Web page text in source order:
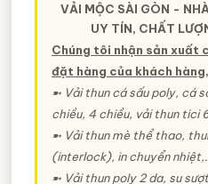
VẢI MỘC SÀI GÒN -
UY TÍN, CHẤT
Chúng tôi nhận sản xuất
đặt hàng của khách
➼ Vải thun cá sấu poly, cá
chiều, 4 chiều, vải thun tici
➼ Vải thun mè thể thao,
(interlock), in chuyển
➼ Vải thun poly 2 da, su